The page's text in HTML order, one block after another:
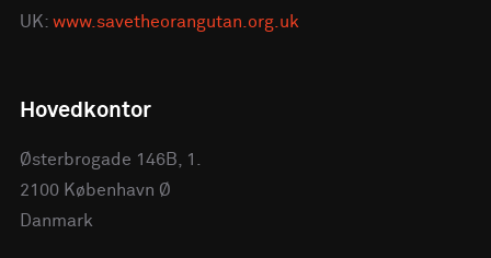
UK: www.savetheorangutan.org.uk
Hovedkontor
Østerbrogade 146B, 1.
2100 København Ø
Danmark